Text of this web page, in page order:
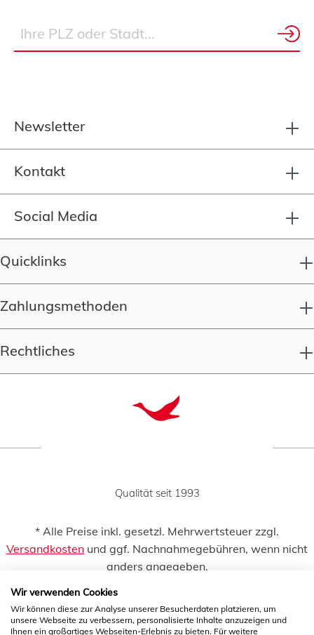
Newsletter
Kontakt
Social Media
Quicklinks
Zahlungsmethoden
Rechtliches
Qualität seit 1993
* Alle Preise inkl. gesetzl. Mehrwertsteuer zzgl.
Versandkosten und ggf. Nachnahmegebühren, wenn nicht
anders angegeben.
Wir verwenden Cookies
Wir können diese zur Analyse unserer Besucherdaten platzieren, um
unsere Webseite zu verbessern, personalisierte Inhalte anzuzeigen und
Ihnen ein großartiges Webseiten-Erlebnis zu bieten. Für weitere